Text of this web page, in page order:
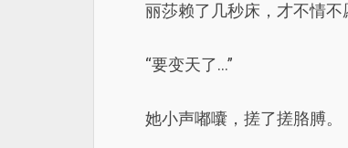
丽莎赖了几秒床，才不情
“要变天了…”
她小声嘟囔，搓了搓胳膊。